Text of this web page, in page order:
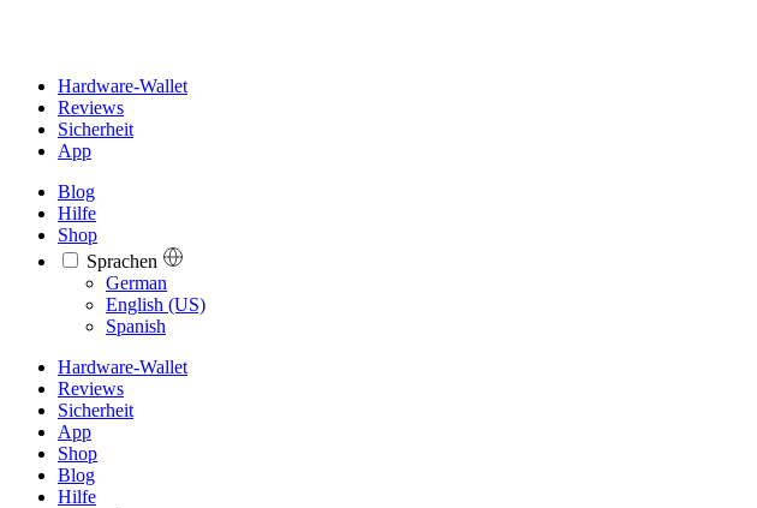
Hardware-Wallet
Reviews
Sicherheit
App
Blog
Hilfe
Shop
Sprachen
Languages
German
English (US)
Spanish
Hardware-Wallet
Reviews
Sicherheit
App
Shop
Blog
Hilfe